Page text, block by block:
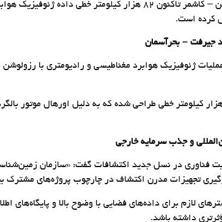
کرده است.
جیرفت – بحرآسمان
و جذب سرمایه خارجی
فناوری در نسل جدید اکتشافات گفت: «سازمان
تجهیزات مدرن اکتشاف در چارچوب پروژه‌های مشترک
لازم برای داده‌های فضایی با وضوح بالا و پایگاه‌های
داشته باشد.